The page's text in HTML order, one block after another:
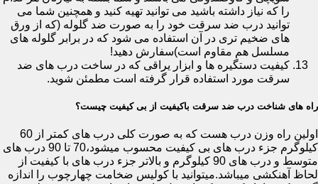
را که نیاز داشته باشید می توانید تهیه کنید و همچنین شما می
توانید درب ضد سرقت خود را به صورت ضد گلوله (که از ورق
های ضخیم تری در آن استفاده می شود که در برابر گلوله های
مسلسل هم مقاوم است)سفارش دهید!
کیفیت دستگیره ها و ابزار یراقی که در ساخت درب های ضد
سرقت مورد استفاده قرار گرفته است مطمئن شوید.
راه های شناخت درب ضد سرقت باکیفیت از بی کیفیت چیست؟
اولین راه وزن درب هست که به صورت کلی درب های کمتر از 60
کیلوگرم جزء درب های بی کیفیت محسوب میشود،70 تا 90 درب های
متوسط و درب های 90 کیلوگرم و بالاتر جزء درب های با کیفیت از
لحاظ آهنکشی میباشد.میتوانید با کولیس ضخامت چهارچوب را اندازه